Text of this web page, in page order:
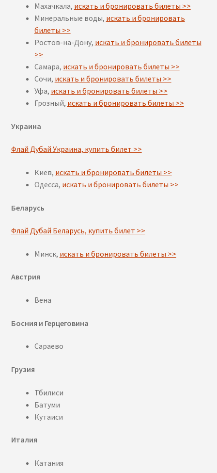
Махачкала, искать и бронировать билеты >>
Минеральные воды, искать и бронировать
билеты >>
Ростов-на-Дону, искать и бронировать билеты
>>
Самара, искать и бронировать билеты >>
Сочи, искать и бронировать билеты >>
Уфа, искать и бронировать билеты >>
Грозный, искать и бронировать билеты >>
Украина
Флай Дубай Украина, купить билет >>
Киев, искать и бронировать билеты >>
Одесса, искать и бронировать билеты >>
Беларусь
Флай Дубай Беларусь, купить билет >>
Минск, искать и бронировать билеты >>
Австрия
Вена
Босния и Герцеговина
Сараево
Грузия
Тбилиси
Батуми
Кутаиси
Италия
Катания